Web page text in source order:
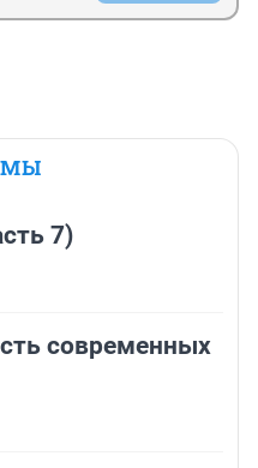
7)
современных